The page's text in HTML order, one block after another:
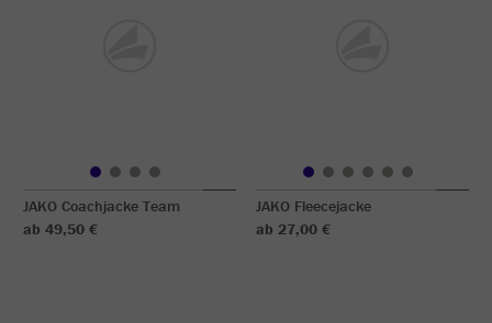
JAKO Coachjacke Team
ab 49,50 €
JAKO Fleecejacke
ab 27,00 €